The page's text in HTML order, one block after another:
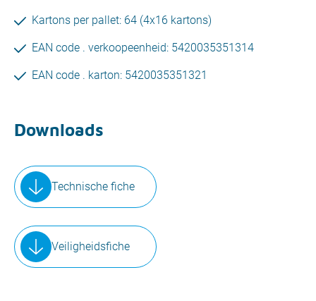
Kartons per pallet: 64 (4x16 kartons)
EAN code . verkoopeenheid: 5420035351314
EAN code . karton: 5420035351321
Downloads
Technische fiche
Veiligheidsfiche